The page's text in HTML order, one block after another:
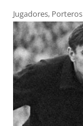
Jugadores, Porteros